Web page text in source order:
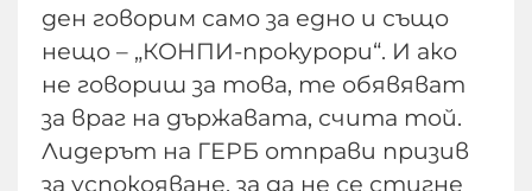
ден говорим само за едно и също
нещо – „КОНПИ-прокурори“. И ако
не говориш за това, те обявяват
за враг на държавата, счита той.
Лидерът на ГЕРБ отправи призив
за успокояване, за да не се стигне